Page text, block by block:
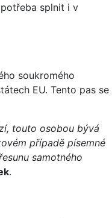
splnit i v
soukromého
EU. Tento pas se
touto osobou bývá
případě písemné
samotného
.